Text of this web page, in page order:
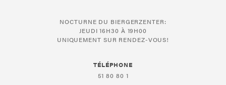
NOCTURNE DU BIERGERZENTER:
JEUDI 16H30 À 19H00
UNIQUEMENT SUR RENDEZ-VOUS!
TÉLÉPHONE
51 80 80 1